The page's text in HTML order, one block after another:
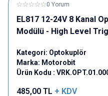
0 Yorum
EL817 12-24V 8 Kanal
Modülü - High Level
Kategori: Optokuplör
Marka: Motorobit
Ürün Kodu :
485,00 TL + KDV